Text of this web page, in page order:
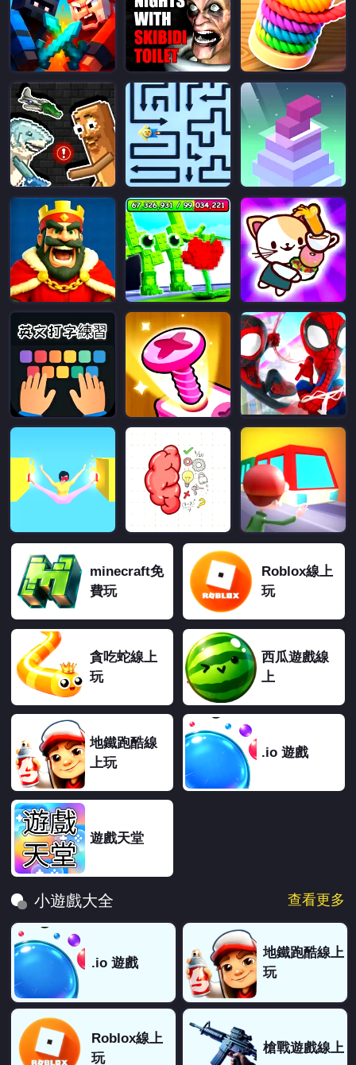
minecraft免
費玩
Roblox線上
玩
貪吃蛇線上
玩
西瓜遊戲線
上
地鐵跑酷線
上玩
.io 遊戲
遊戲天堂
小遊戲大全 查看更多
.io 遊戲
地鐵跑酷線上
玩
Roblox線上
玩
槍戰遊戲線上